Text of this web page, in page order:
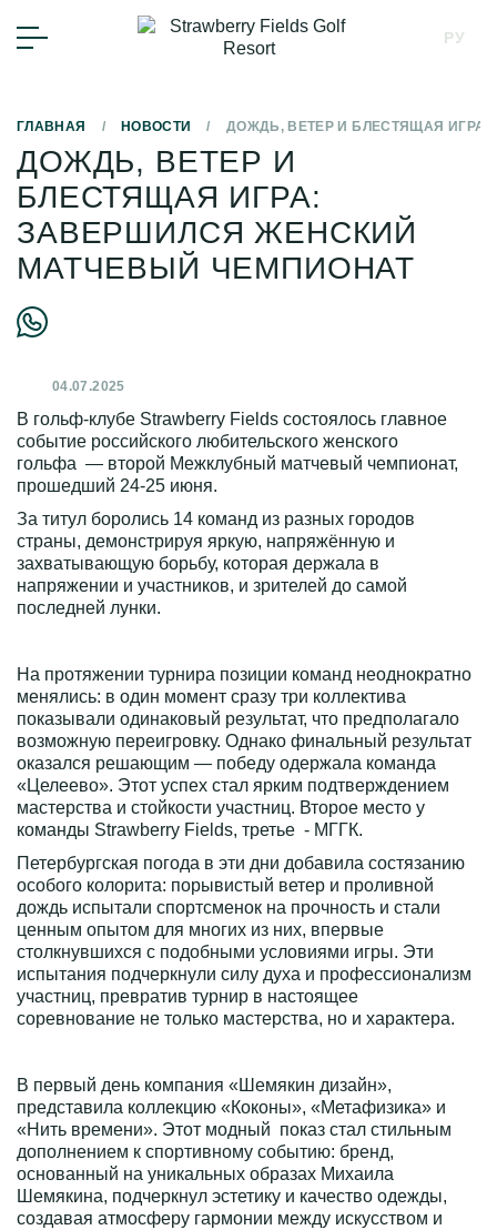
РУ
ГЛАВНАЯ
/ НОВОСТИ / ДОЖДЬ, ВЕТЕР И БЛЕСТЯЩАЯ
ДОЖДЬ, ВЕТЕР И
БЛЕСТЯЩАЯ ИГРА:
ЗАВЕРШИЛСЯ ЖЕНСКИЙ
МАТЧЕВЫЙ ЧЕМПИОНАТ
04.07.2025
В гольф-клубе Strawberry Fields состоялось главное
событие российского любительского женского
гольфа — второй Межклубный матчевый чемпионат,
прошедший 24-25 июня.
За титул боролись 14 команд из разных городов
страны, демонстрируя яркую, напряжённую и
захватывающую борьбу, которая держала в
напряжении и участников, и зрителей до самой
последней лунки.
На протяжении турнира позиции команд неоднократно
менялись: в один момент сразу три коллектива
показывали одинаковый результат, что предполагало
возможную переигровку. Однако финальный результат
оказался решающим — победу одержала команда
«Целеево». Этот успех стал ярким подтверждением
мастерства и стойкости участниц. Второе место у
команды Strawberry Fields, третье - МГГК.
Петербургская погода в эти дни добавила состязанию
особого колорита: порывистый ветер и проливной
дождь испытали спортсменок на прочность и стали
ценным опытом для многих из них, впервые
столкнувшихся с подобными условиями игры. Эти
испытания подчеркнули силу духа и профессионализм
участниц, превратив турнир в настоящее
соревнование не только мастерства, но и характера.
В первый день компания «Шемякин дизайн»,
представила коллекцию «Коконы», «Метафизика» и
«Нить времени». Этот модный показ стал стильным
дополнением к спортивному событию: бренд,
основанный на уникальных образах Михаила
Шемякина, подчеркнул эстетику и качество одежды,
создавая атмосферу гармонии между искусством и